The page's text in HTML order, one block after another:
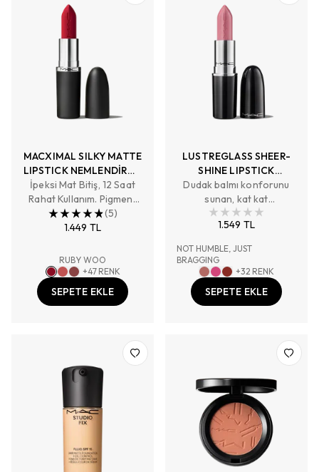
MACXIMAL SILKY MATTE
LIPSTICK NEMLENDİRME
ETKİLİ YOĞUN RENK
SAĞLAYAN RUJ
İpeksi Mat Bitiş, 12 Saat
Rahat Kullanım. Pigment
Zengini, Tam Kapatıcılık
Sağlayan Renk
(5)
1.449 TL
RUBY WOO
+47 RENK
SEPETE EKLE
LUSTREGLASS SHEER-
SHINE LIPSTICK
NEMLENDİRME ETKİLİ
PARLAK BİTİŞLİ RUJ
Dudak balmı konforunu
sunan, kat kat
uygulanabilen ve
kalıcılığını koruyan
bitişli ruj.
1.549 TL
NOT HUMBLE, JUST
BRAGGING
+32 RENK
SEPETE EKLE